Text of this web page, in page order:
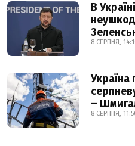
В
8 СЕРПНЯ,
–
8 СЕРПНЯ,